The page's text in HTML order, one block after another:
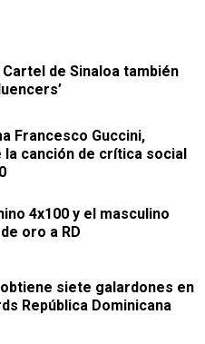
de Sinaloa también
Francesco Guccini,
la canción de crítica social
4x100 y el masculino
oro a RD
siete galardones en
República Dominicana